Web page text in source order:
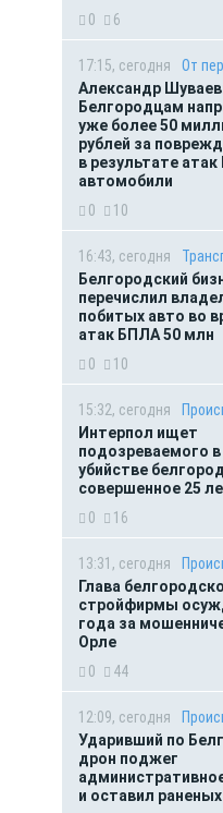
0
6
17:15, сегодня
От
Александр
Белгородцам
уже более 50
рублей за
в результате
автомобили
0
10
16:43, сегодня
Белгородский
перечислил
побитых авто во
атак БПЛА 50 млн
0
10
15:32, сегодня
Интерпол ищет
подозреваемого в
убийстве
совершенное 25
0
16
13:31, сегодня
Глава
стройфирмы
года за
Орле
0
44
12:09, сегодня
Ударивший по
дрон поджег
и оставил раненых